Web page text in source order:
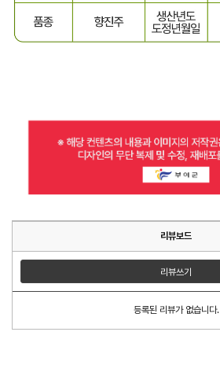
리뷰보드
리뷰쓰기
등록된 리뷰가 없습니다.